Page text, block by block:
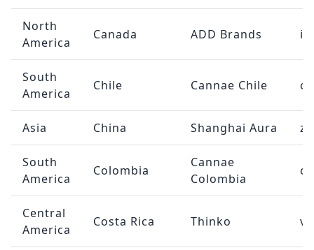
North
America
Canada ADD Brands
South
America
Chile Cannae Chile
Asia China Shanghai Aura
South
America
Colombia
Cannae
Colombia
Central
America
Costa Rica Thinko